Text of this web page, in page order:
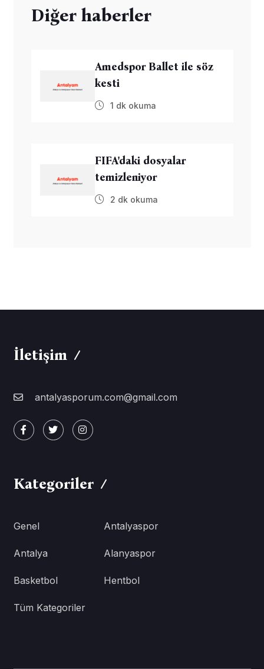
Diğer haberler
Amedspor Ballet ile söz
kesti
1 dk okuma
FIFA'daki dosyalar
temizleniyor
2 dk okuma
İletişim
antalyasporum.com@gmail.com
Kategoriler
Genel Antalyaspor
Antalya Alanyaspor
Basketbol Hentbol
Tüm Kategoriler